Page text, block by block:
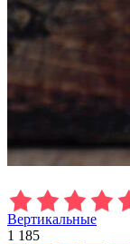
Вертикальные
1 185